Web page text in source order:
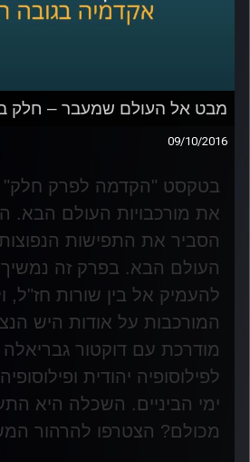
מבט אל העולם שמעבר – חלק
09/10/2016
בטקסט "הקדמה לפרק
את מורכבויות העולם הבא.
הסביר את התפישות הנפוצות
העולם הבא. בפרק זה
להעמיק אל בין שורות חז"ל,
המורכבות על אודות היש
מודרכת עם דוקטור גבריאלה
לפילוסופיה יהודית
ימי הביניים. השכלה היא
מכולם? הצטרפו להרהור